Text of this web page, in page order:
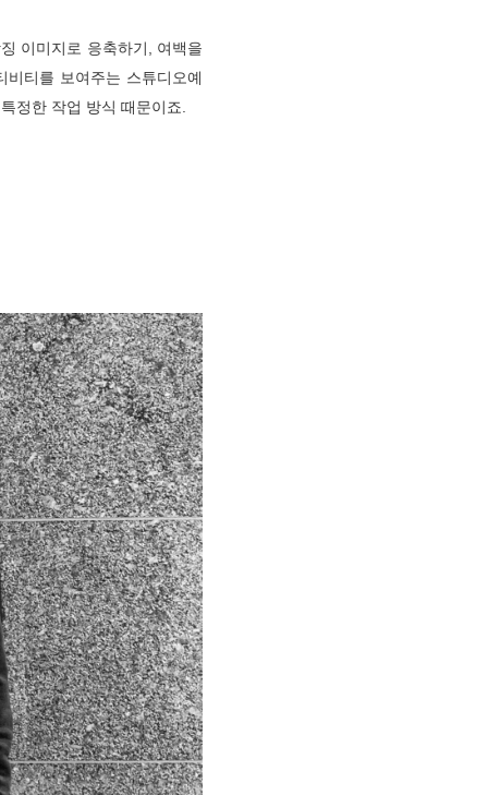
이미지로 응축하기, 여백을
비티를 보여주는 스튜디오예
정한 작업 방식 때문이죠